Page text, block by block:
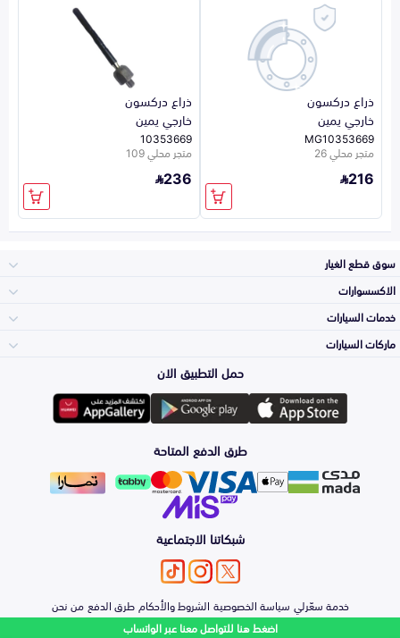
اضغط هنا للتواصل معنا عبر الواتساب
ذراع دركسون
خارجي يمين
MG10353669
متجر محلي 26
216
ذراع دركسون
خارجي يمين
10353669
متجر محلي 109
236
سوق قطع الغيار
المكائن، القيرات
وملحقاتها
الشمعات
والاصطبات (الاضاءة)
الفرامل والأقمشة
الأبواب، الرفرف
والكبوت
الاكسسوارات
لوازم الرحلات
اكسسوارات العناية
الزيوت و السوائل
خدمات السيارات
الأكثر مبيعاً
التلميع والعناية
اصلاح الطلاء
ماركات السيارات
تويوتا
هيونداي
كيا
نيسان
حمل التطبيق الان
طرق الدفع المتاحة
شبكاتنا الاجتماعية
خدمة سعّرلي سياسة الخصوصية الشروط والأحكامطرق الدفعمن نحن